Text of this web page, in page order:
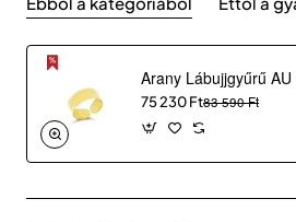
75 230 Ft83 590 Ft